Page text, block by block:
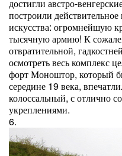
достигли австро-
построили
искусства: огромнейшую
тысячную армию! К
отвратительной,
осмотреть весь комплекс
форт Моноштор, который
середине 19 века,
колоссальный, с отлично
укреплениями.
6.